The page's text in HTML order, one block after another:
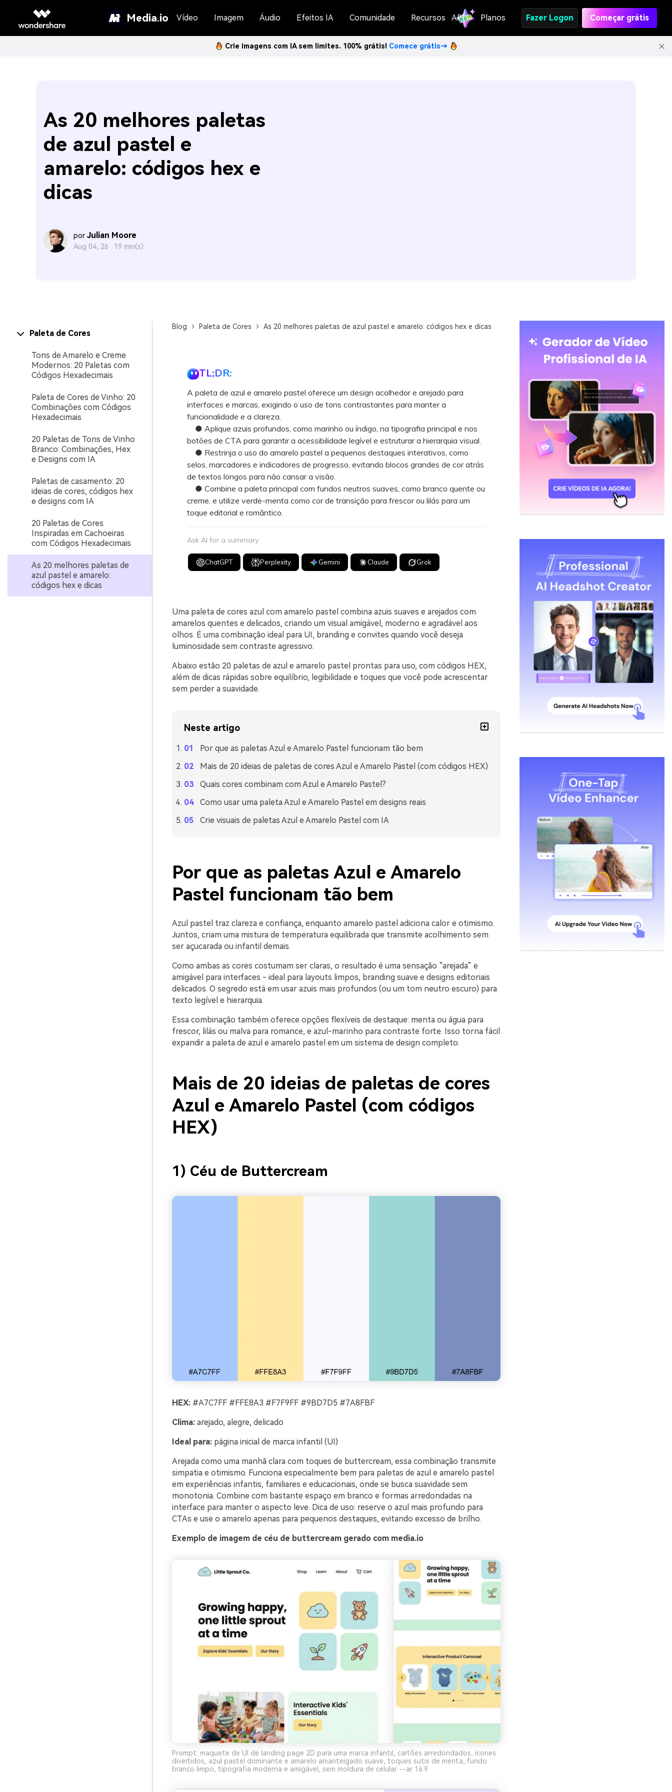
Media.io Vídeo Imagem Áudio Efeitos IA Comunidade Recursos API Planos Fazer Logon Começar grátis
Crie imagens com IA sem limites. 100% grátis! Comece grátis→
As 20 melhores paletas
de azul pastel e
amarelo: códigos hex e
dicas
por Julian Moore
Aug 04, 26 · 19 min(s)
Paleta de Cores
Tons de Amarelo e Creme
Modernos: 20 Paletas com
Códigos Hexadecimais
Paleta de Cores de Vinho: 20
Combinações com Códigos
Hexadecimais
20 Paletas de Tons de Vinho
Branco: Combinações, Hex
e Designs com IA
Paletas de casamento: 20
ideias de cores, códigos hex
e designs com IA
20 Paletas de Cores
Inspiradas em Cachoeiras
com Códigos Hexadecimais
As 20 melhores paletas de
azul pastel e amarelo:
códigos hex e dicas
Blog Paleta de Cores As 20 melhores paletas de azul pastel e amarelo: códigos hex e dicas
TL;DR:
A paleta de azul e amarelo pastel oferece um design acolhedor e arejado para
interfaces e marcas, exigindo o uso de tons contrastantes para manter a
funcionalidade e a clareza.
● Aplique azuis profundos, como marinho ou índigo, na tipografia principal e nos
botões de CTA para garantir a acessibilidade legível e estruturar a hierarquia visual.
● Restrinja o uso do amarelo pastel a pequenos destaques interativos, como
selos, marcadores e indicadores de progresso, evitando blocos grandes de cor atrás
de textos longos para não cansar a visão.
● Combine a paleta principal com fundos neutros suaves, como branco quente ou
creme, e utilize verde-menta como cor de transição para frescor ou lilás para um
toque editorial e romântico.
Ask AI for a summary
ChatGPT Perplexity Gemini Claude Grok
Uma paleta de cores azul com amarelo pastel combina azuis suaves e arejados com
amarelos quentes e delicados, criando um visual amigável, moderno e agradável aos
olhos. É uma combinação ideal para UI, branding e convites quando você deseja
luminosidade sem contraste agressivo.
Abaixo estão 20 paletas de azul e amarelo pastel prontas para uso, com códigos HEX,
além de dicas rápidas sobre equilíbrio, legibilidade e toques que você pode acrescentar
sem perder a suavidade.
Neste artigo
Por que as paletas Azul e Amarelo Pastel funcionam tão bem
Mais de 20 ideias de paletas de cores Azul e Amarelo Pastel (com códigos HEX)
Quais cores combinam com Azul e Amarelo Pastel?
Como usar uma paleta Azul e Amarelo Pastel em designs reais
Crie visuais de paletas Azul e Amarelo Pastel com IA
Por que as paletas Azul e Amarelo
Pastel funcionam tão bem
Azul pastel traz clareza e confiança, enquanto amarelo pastel adiciona calor e otimismo.
Juntos, criam uma mistura de temperatura equilibrada que transmite acolhimento sem
ser açucarada ou infantil demais.
Como ambas as cores costumam ser claras, o resultado é uma sensação “arejada” e
amigável para interfaces - ideal para layouts limpos, branding suave e designs editoriais
delicados. O segredo está em usar azuis mais profundos (ou um tom neutro escuro) para
texto legível e hierarquia.
Essa combinação também oferece opções flexíveis de destaque: menta ou água para
frescor, lilás ou malva para romance, e azul-marinho para contraste forte. Isso torna fácil
expandir a paleta de azul e amarelo pastel em um sistema de design completo.
Mais de 20 ideias de paletas de cores
Azul e Amarelo Pastel (com códigos
HEX)
1) Céu de Buttercream
HEX:#A7C7FF #FFE8A3 #F7F9FF #9BD7D5 #7A8FBF
Clima:arejado, alegre, delicado
Ideal para:página inicial de marca infantil (UI)
Arejada como uma manhã clara com toques de buttercream, essa combinação transmite
simpatia e otimismo. Funciona especialmente bem para paletas de azul e amarelo pastel
em experiências infantis, familiares e educacionais, onde se busca suavidade sem
monotonia. Combine com bastante espaço em branco e formas arredondadas na
interface para manter o aspecto leve. Dica de uso: reserve o azul mais profundo para
CTAs e use o amarelo apenas para pequenos destaques, evitando excesso de brilho.
Exemplo de imagem de céu de buttercream gerado com media.io
Prompt: maquete de UI de landing page 2D para uma marca infantil, cartões arredondados, ícones
divertidos, azul pastel dominante e amarelo amanteigado suave, toques sutis de menta, fundo
branco limpo, tipografia moderna e amigável, sem moldura de celular --ar 16:9